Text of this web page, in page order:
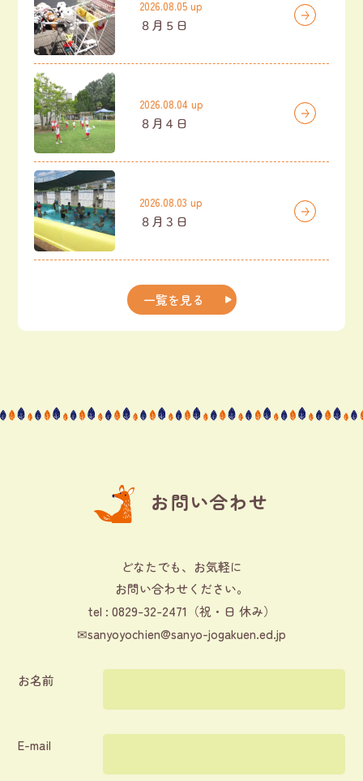
2026.08.05 up
８月５日
2026.08.04 up
８月４日
2026.08.03 up
８月３日
一覧を見る
お問い合わせ
どなたでも、お気軽に
お問い合わせください。
tel : 0829-32-2471 （祝・日 休み）
✉sanyoyochien@sanyo-jogakuen.ed.jp
お名前
E-mail